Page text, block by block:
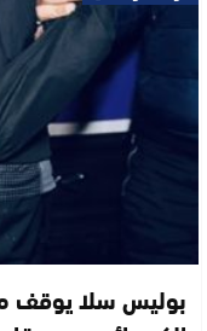
بوليس سلا يوقف